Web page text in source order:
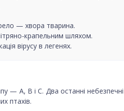
— хвора тварина.
крапельним шляхом.
вірусу в легенях.
— A, B і C. Два останні
птахів.